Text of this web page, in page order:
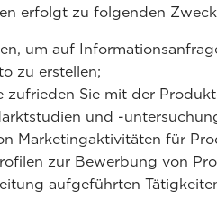
erfolgt zu folgenden
um auf
zu erstellen;
zufrieden Sie mit der
und -
Marketingaktivitäten für
zur Bewerbung von
aufgeführten